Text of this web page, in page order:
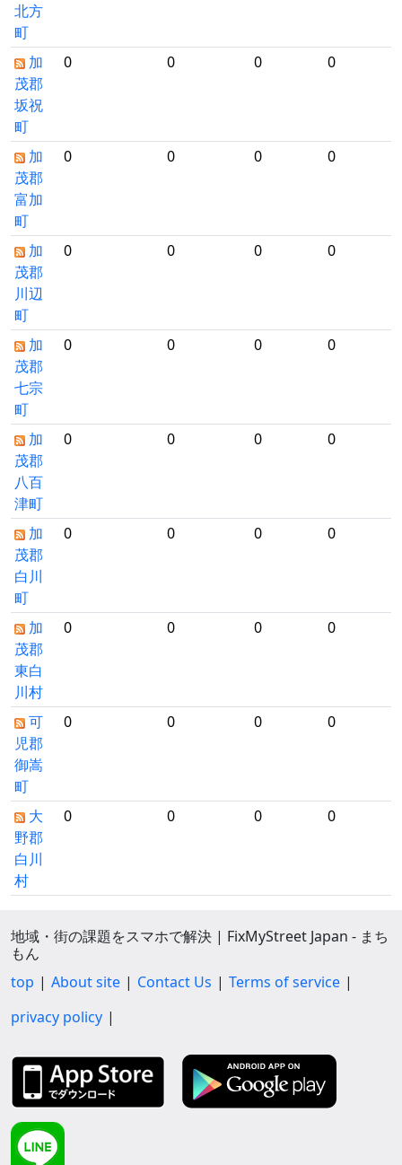
北方
町
加
茂郡
坂祝
町
0 0 0 0
加
茂郡
富加
町
0 0 0 0
加
茂郡
川辺
町
0 0 0 0
加
茂郡
七宗
町
0 0 0 0
加
茂郡
八百
津町
0 0 0 0
加
茂郡
白川
町
0 0 0 0
加
茂郡
東白
川村
0 0 0 0
可
児郡
御嵩
町
0 0 0 0
大
野郡
白川
村
0 0 0 0
地域・街の課題をスマホで解決 | FixMyStreet Japan - まち
もん
top
About site Contact Us
Terms of service
privacy policy